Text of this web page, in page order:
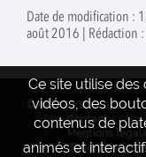
développement des
leur composition
qualité de leur
d'élevage
chaleur).
Date de modification :
août 2016 | Rédaction :
Ce site utilise
vidéos, des
contenus de
animés et
© INRAE - BOA 2024
Contact
Mentions
Conditions